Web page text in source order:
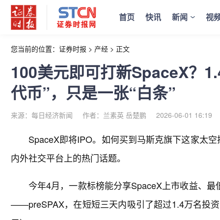
首页 快讯 新闻 视
您当前的位置： 证券时报 > 产经 > 正文
100美元即可打新SpaceX？
代币”，只是一张“白条”
来源：每日经济新闻 作者：兰素英 岳楚鹏 2026-06-01 16:19
SpaceX即将IPO。如何买到马斯克旗下这家太
内外社交平台上的热门话题。
今年4月，一款标榜能分享SpaceX上市收益、
——preSPAX，在短短三天内吸引了超过1.4万名投